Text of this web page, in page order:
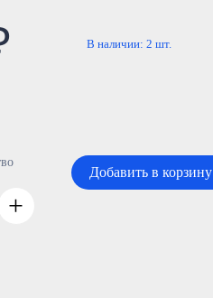
В наличии: 2 шт.
+
Добавить в корзину